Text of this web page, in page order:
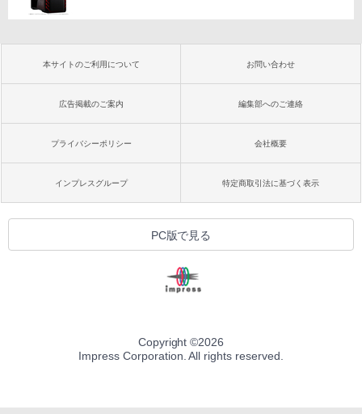
本サイトのご利用について お問い合わせ
広告掲載のご案内 編集部へのご連絡
プライバシーポリシー 会社概要
インプレスグループ 特定商取引法に基づく表示
PC版で見る
Copyright ©2026
Impress Corporation. All rights reserved.